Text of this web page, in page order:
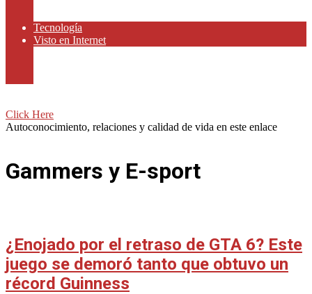
Tecnología
Visto en Internet
Click Here
Autoconocimiento, relaciones y calidad de vida en este enlace
Gammers y E-sport
¿Enojado por el retraso de GTA 6? Este
juego se demoró tanto que obtuvo un
récord Guinness